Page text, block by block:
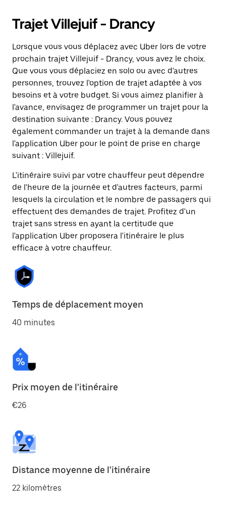
Trajet Villejuif - Drancy
Lorsque vous vous déplacez avec Uber lors de votre
prochain trajet Villejuif - Drancy, vous avez le choix.
Que vous vous déplaciez en solo ou avec d'autres
personnes, trouvez l'option de trajet adaptée à vos
besoins et à votre budget. Si vous aimez planifier à
l'avance, envisagez de programmer un trajet pour la
destination suivante : Drancy. Vous pouvez
également commander un trajet à la demande dans
l'application Uber pour le point de prise en charge
suivant : Villejuif.
L'itinéraire suivi par votre chauffeur peut dépendre
de l'heure de la journée et d'autres facteurs, parmi
lesquels la circulation et le nombre de passagers qui
effectuent des demandes de trajet. Profitez d'un
trajet sans stress en ayant la certitude que
l'application Uber proposera l'itinéraire le plus
efficace à votre chauffeur.
Temps de déplacement moyen
40 minutes
Prix moyen de l'itinéraire
€26
Distance moyenne de l'itinéraire
22 kilomètres